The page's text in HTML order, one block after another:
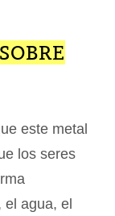
este metal
los seres
agua, el